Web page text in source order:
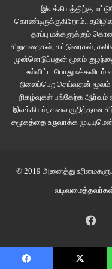
தார்ச்சாலைகள். நீருக்குள்
தெரியும் மங்கலான
வேண்டும். தெருக்களைக்
தொலைநோக்கிக்கான
விடவும் மெதுவாகப் பேசும்
நிறைத்துக்கொள்கின்றன.
எவ்வளவு மெளனமான இளநீல
அவரவர் வீட்டிற்குள்
போல் விழித்திருந்து…
வேலைகளை செய்து
மீண்டும் இரவு
இலக்கியத்திற்கு
கொண்டிருக்குகிறோம்..
தரப்பு மக்களுக்கும்
சிறுகதைகள், கட்டுரைகள்,
முன்னெடுப்பதன் மூலம்
உள்ளிட்ட பொதுமக்களிடம்
நிலைப்பெற செய்வதன்
நிகழ்வுகள் பங்கேற்க ஆர்வம்
இலக்கியம், கலை குறித்தான
சமூகத்தை உருவாக்க
© 2019 அனைத்து